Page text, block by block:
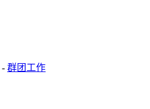
- 群团工作